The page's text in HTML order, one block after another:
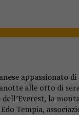
appassionato
alle otto di
la
Tempia,